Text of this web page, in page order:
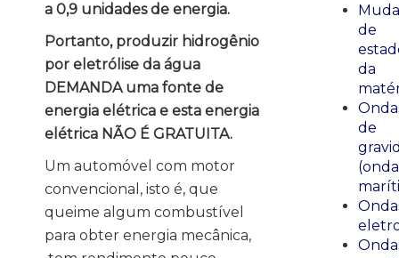
a 0,9 unidades de energia.
Portanto, produzir hidrogênio
por eletrólise da água
DEMANDA uma fonte de
energia elétrica e esta energia
elétrica NÃO É GRATUITA.
Um automóvel com motor
convencional, isto é, que
queime algum combustível
para obter energia mecânica,
de
da
de